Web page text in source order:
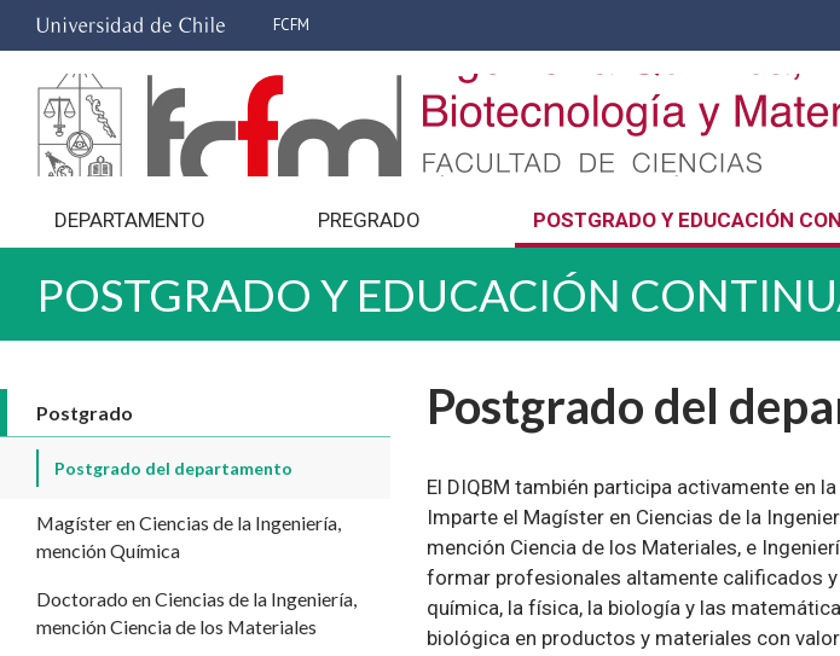
FCFM
DEPARTAMENTO PREGRADO POSTGRADO Y EDUCACIÓN
POSTGRADO Y EDUCACIÓN
Postgrado
Postgrado del departamento
Magíster en Ciencias de la Ingeniería,
mención Química
Doctorado en Ciencias de la Ingeniería,
mención Ciencia de los Materiales
Postgrado del
El DIQBM también participa activamente en
Imparte el Magíster en Ciencias de la
mención Ciencia de los Materiales, e
formar profesionales altamente calificados
química, la física, la biología y las
biológica en productos y materiales con